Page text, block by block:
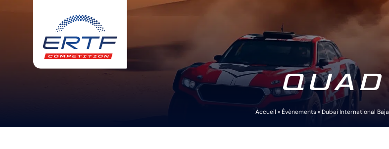
QUAD
Accueil »Évènements» Dubai International Baja